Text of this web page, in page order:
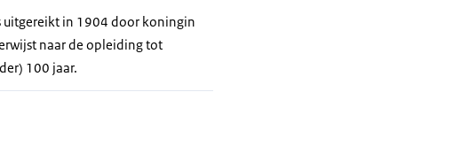
uitgereikt in 1904 door koningin
naar de opleiding tot
100 jaar.